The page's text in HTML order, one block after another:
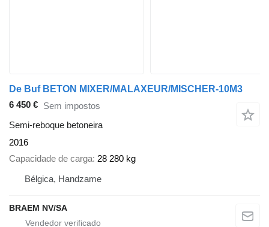
De Buf BETON MIXER/MALAXEUR/MISCHER-10M3
6 450 € Sem impostos
Semi-reboque betoneira
2016
Capacidade de carga 28 280 kg
Bélgica, Handzame
BRAEM NV/SA